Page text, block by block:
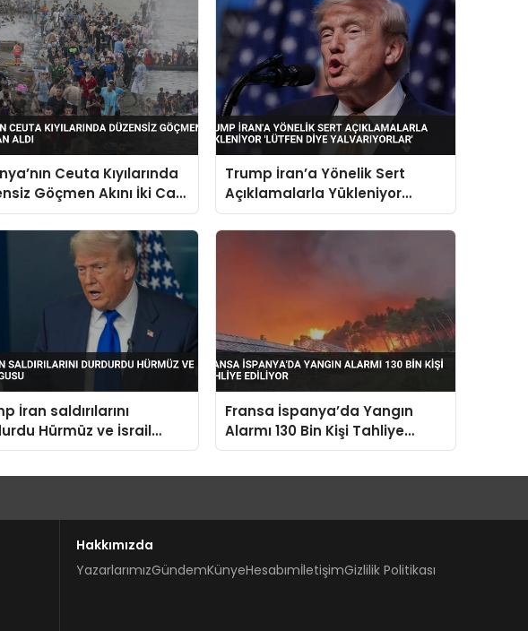
Ceuta Kıyılarında
Göçmen Akını İki Can
Trump İran’a Yönelik Sert
Açıklamalarla Yükleniyor
‘Lütfen Diye Yalvarıyorlar’
İran saldırılarını
Hürmüz ve İsrail
Fransa İspanya’da Yangın
Alarmı 130 Bin Kişi Tahliye
Ediliyor
Hakkımızda
YazarlarımızGündemKünyeHesabımİletişimGizlilik Politikası